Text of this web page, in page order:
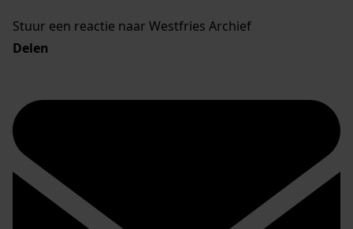
Stuur een reactie naar Westfries Archief
Delen